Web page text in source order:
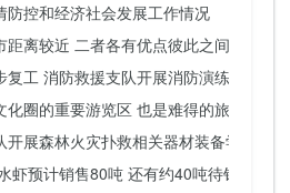
防控和经济社会发展工作情况
距离较近 二者各有优点彼此之间差别不
复工 消防救援支队开展消防演练
圈的重要游览区 也是难得的旅游胜地
展森林火灾扑救相关器材装备学习
虾预计销售80吨 还有约40吨待销